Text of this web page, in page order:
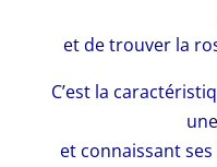
et de trouver la
C’est la
et connaissant